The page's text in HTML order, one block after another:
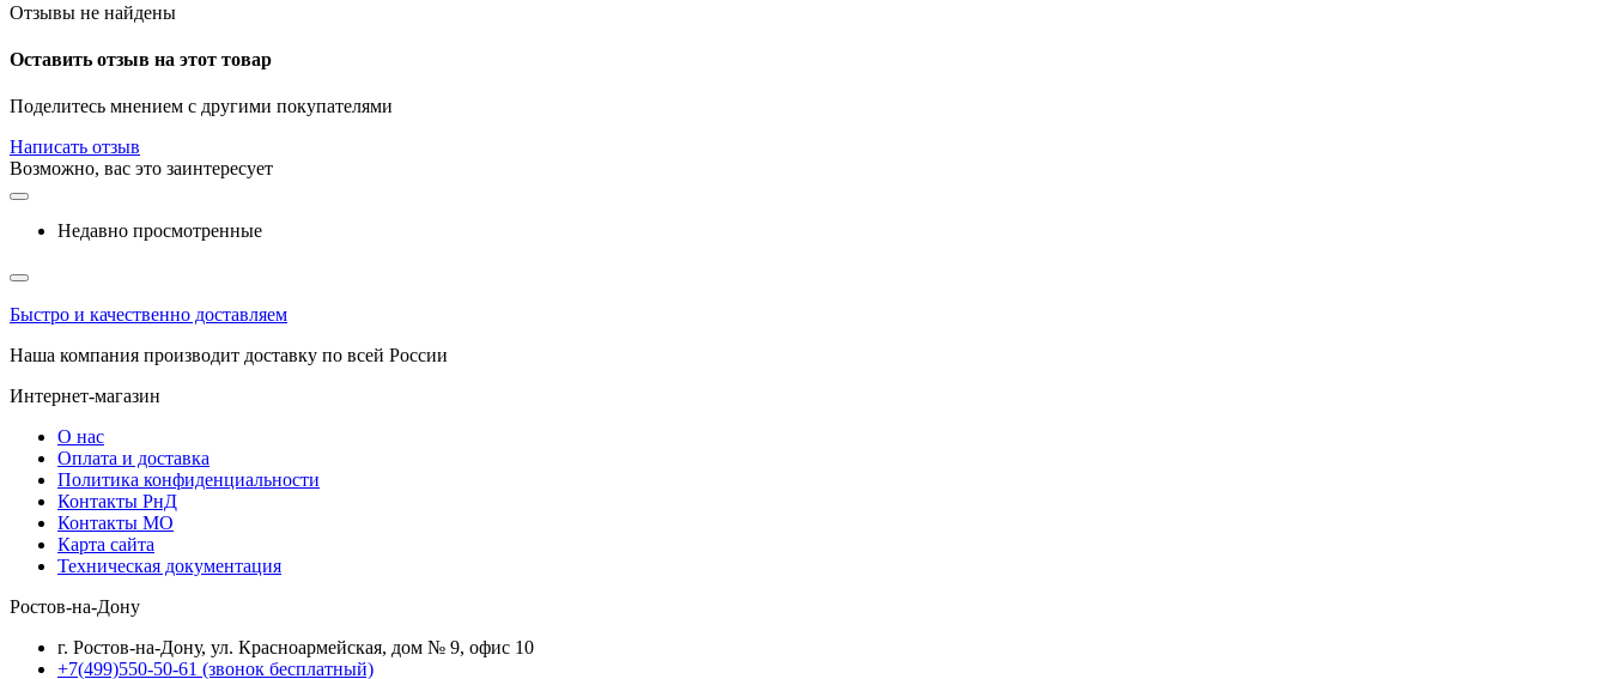
Отзывы не найдены
Оставить отзыв на этот товар
Поделитесь мнением с другими покупателями
Написать отзыв
Возможно, вас это заинтересует
Недавно просмотренные
Быстро и качественно доставляем
Наша компания производит доставку по всей России
Интернет-магазин
О нас
Оплата и доставка
Политика конфиденциальности
Контакты РнД
Контакты МО
Карта сайта
Техническая документация
Ростов-на-Дону
г. Ростов-на-Дону, ул. Красноармейская, дом № 9, офис 10
+7(499)550-50-61 (звонок бесплатный)